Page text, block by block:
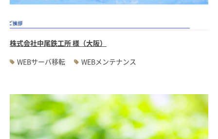
#JIS X 8341-3規格
#採用・求人
#学校・教育・スクール
#病院・クリニック・医療
#集客サポート
株式会社中尾鉄工所 様（大阪）
WEBサーバ移転
WEBメンテナンス